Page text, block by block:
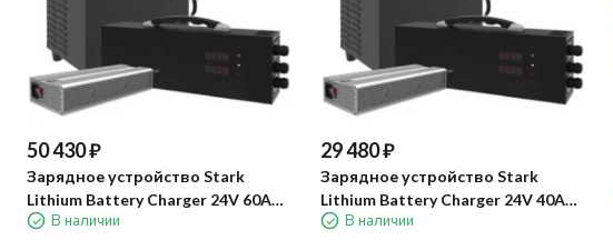
50 430₽
Зарядное устройство Stark
Lithium Battery Charger 24V 60A
APTВ наличии
29 480₽
Зарядное устройство Stark
Lithium Battery Charger 24V 40A
APTВ наличии